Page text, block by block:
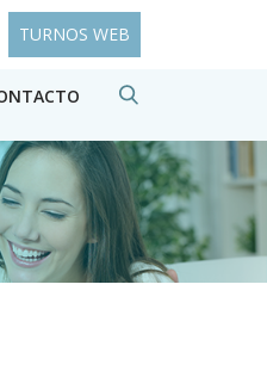
TURNOS WEB